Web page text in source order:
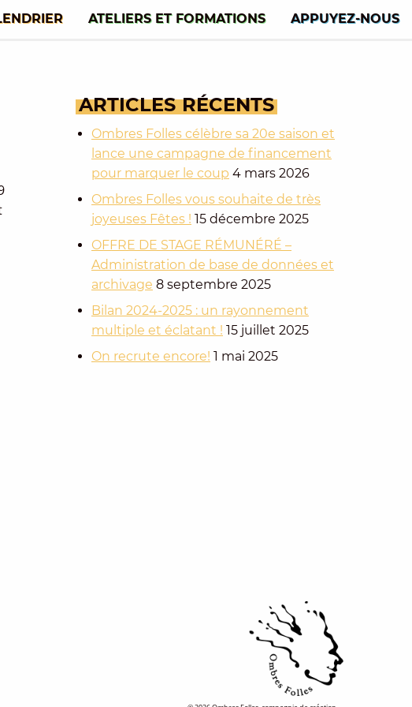
ATELIERS ET FORMATIONS APPUYEZ-NOUS
ARTICLES RÉCENTS
Ombres Folles célèbre sa 20e saison et
lance une campagne de financement
pour marquer le coup 4 mars 2026
Ombres Folles vous souhaite de très
joyeuses Fêtes ! 15 décembre 2025
OFFRE DE STAGE RÉMUNÉRÉ –
Administration de base de données et
archivage 8 septembre 2025
Bilan 2024-2025 : un rayonnement
multiple et éclatant ! 15 juillet 2025
On recrute encore! 1 mai 2025